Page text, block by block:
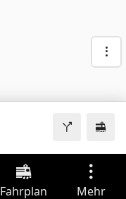
Fahrplan Mehr